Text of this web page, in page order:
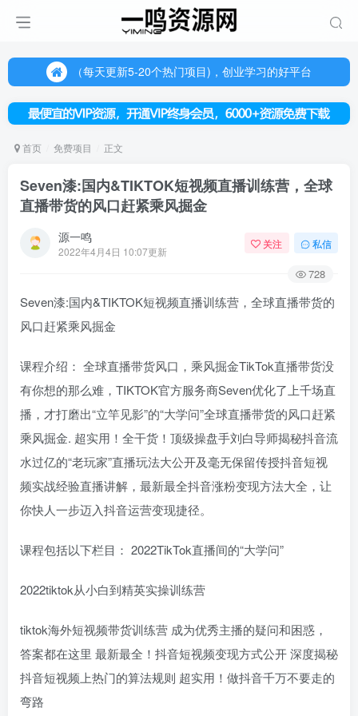
（每天更新5-20个热门项目)，创业学习的好平台
（每天更新5-20个热门项目)，创业学习的好平台
欢迎访问一鸣资源网，本站汇集数千网创课程和项目
首页 免费项目 正文
Seven漆:国内&TIKTOK短视频直播训练营，全球
直播带货的风口赶紧乘风掘金
源一鸣
2022年4月4日 10:07更新
关注 私信
728
Seven漆:国内&TIKTOK短视频直播训练营，全球直播带货的
风口赶紧乘风掘金
课程介绍： 全球直播带货风口，乘风掘金TikTok直播带货没
有你想的那么难，TIKTOK官方服务商Seven优化了上千场直
播，才打磨出“立竿见影”的“大学问”全球直播带货的风口赶紧
乘风掘金. 超实用！全干货！顶级操盘手刘白导师揭秘抖音流
水过亿的“老玩家”直播玩法大公开及毫无保留传授抖音短视
频实战经验直播讲解，最新最全抖音涨粉变现方法大全，让
你快人一步迈入抖音运营变现捷径。
课程包括以下栏目： 2022TikTok直播间的“大学问”
2022tiktok从小白到精英实操训练营
tiktok海外短视频带货训练营 成为优秀主播的疑问和困惑，
答案都在这里 最新最全！抖音短视频变现方式公开 深度揭秘
抖音短视频上热门的算法规则 超实用！做抖音千万不要走的
弯路